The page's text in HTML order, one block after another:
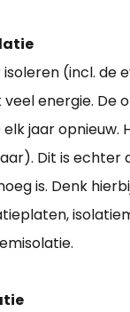
isoleren (incl. de
energie. De
jaar opnieuw.
Dit is echter
is. Denk